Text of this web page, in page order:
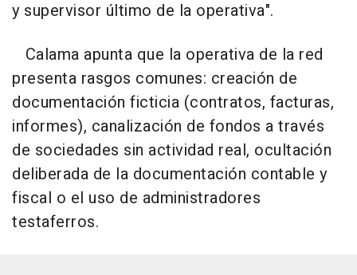
y supervisor último de la operativa".
Calama apunta que la operativa de la red
presenta rasgos comunes: creación de
documentación ficticia (contratos, facturas,
informes), canalización de fondos a través
de sociedades sin actividad real, ocultación
deliberada de la documentación contable y
fiscal o el uso de administradores
testaferros.